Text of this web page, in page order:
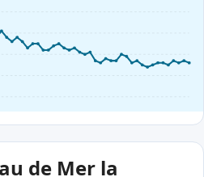
de Mer la